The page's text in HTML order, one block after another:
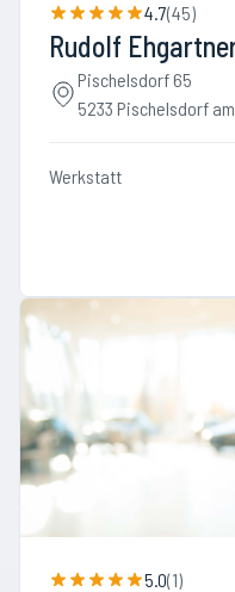
4.7(45)
Rudolf
Pischelsdorf 65
5233 Pischelsdorf
Werkstatt
5.0(1)